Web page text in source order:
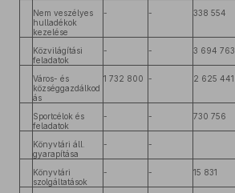
Nem veszélyes
hulladékok
kezelése
- - 338 554
Közvilágítási
feladatok
- - 3 694 763
Város- és
községgazdálkod
ás
1 732 800 - 2 625 441
Sportcélok és
feladatok
- - 730 756
Könyvtári áll.
gyarapítása
- -
Könyvtári
szolgáltatások
- - 15 831